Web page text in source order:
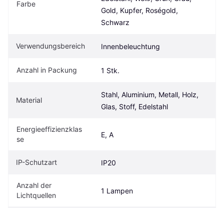
Farbe
Gold, Kupfer, Roségold,
Schwarz
Verwendungsbereich Innenbeleuchtung
Anzahl in Packung 1 Stk.
Material
Stahl, Aluminium, Metall, Holz,
Glas, Stoff, Edelstahl
Energieeffizienzklas
se
E, A
IP-Schutzart IP20
Anzahl der
Lichtquellen
1 Lampen